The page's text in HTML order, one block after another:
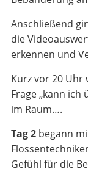
Anschließend
die
erkennen und
Kurz vor 20 Uhr
Frage „kann
im Raum….
Tag 2begann
Gefühl für die